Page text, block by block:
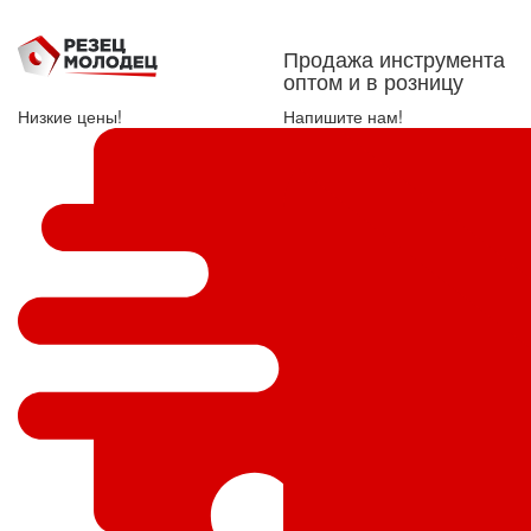
Продажа инструмента
оптом и в розницу
Низкие цены! Напишите нам!